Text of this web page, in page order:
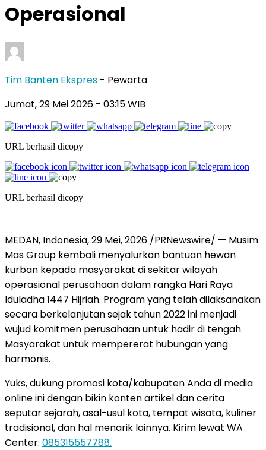
Operasional
Tim Banten Ekspres - Pewarta
Jumat, 29 Mei 2026 - 03:15 WIB
URL berhasil dicopy
URL berhasil dicopy
MEDAN, Indonesia,29 Mei, 2026 /PRNewswire/ — Musim
Mas Group kembali menyalurkan bantuan hewan
kurban kepada masyarakat di sekitar wilayah
operasional perusahaan dalam rangka Hari Raya
Iduladha 1447 Hijriah. Program yang telah dilaksanakan
secara berkelanjutan sejak tahun 2022 ini menjadi
wujud komitmen perusahaan untuk hadir di tengah
Masyarakat untuk mempererat hubungan yang
harmonis.
Yuks, dukung promosi kota/kabupaten Anda di media
online ini dengan bikin konten artikel dan cerita
seputar sejarah, asal-usul kota, tempat wisata, kuliner
tradisional, dan hal menarik lainnya. Kirim lewat WA
Center: 085315557788.